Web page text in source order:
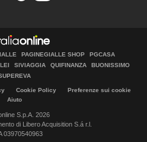
PAGINEGIALLE SHOP
PGCASA
SIVIAGGIA QUIFINANZA
BUONISSIMO
Cookie Policy
Preferenze sui cookie
Aiuto
S.p.A. 2026
di Libero Acquisition S.á r.l.
03970540963